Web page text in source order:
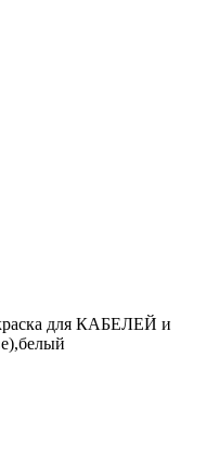
для КАБЕЛЕЙ и